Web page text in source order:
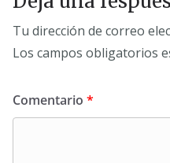
Tu dirección de correo
Los campos obligatorios
Comentario *